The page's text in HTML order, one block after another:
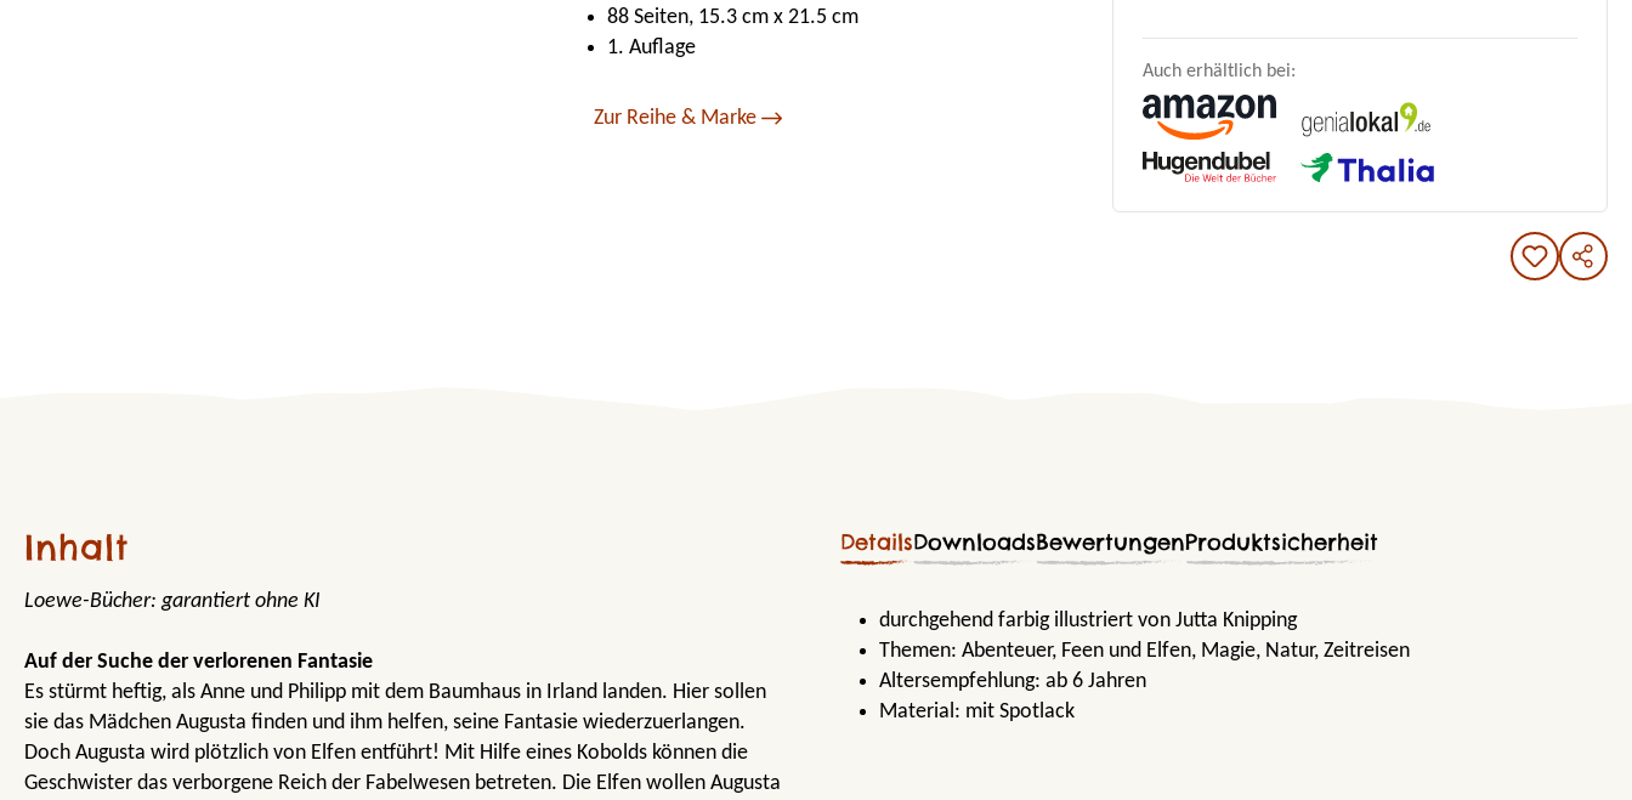
88 Seiten, 15.3 cm x 21.5 cm
1. Auflage
Zur Reihe & Marke
Auch erhältlich bei:
Inhalt
Loewe-Bücher: garantiert ohne KI
Auf der Suche der verlorenen Fantasie
Es stürmt heftig, als Anne und Philipp mit dem Baumhaus in Irland landen. Hier sollen
sie das Mädchen Augusta finden und ihm helfen, seine Fantasie wiederzuerlangen.
Doch Augusta wird plötzlich von Elfen entführt! Mit Hilfe eines Kobolds können die
Geschwister das verborgene Reich der Fabelwesen betreten. Die Elfen wollen Augusta
DetailsDownloadsBewertungenProduktsicherheit
durchgehend farbig illustriert von Jutta Knipping
Themen: Abenteuer, Feen und Elfen, Magie, Natur, Zeitreisen
Altersempfehlung: ab 6 Jahren
Material: mit Spotlack